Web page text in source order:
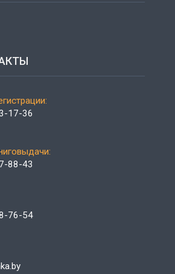
17-36
88-43
76-54